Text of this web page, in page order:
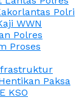
Polri
WWN
Polres
Proses
Paksa
KSO